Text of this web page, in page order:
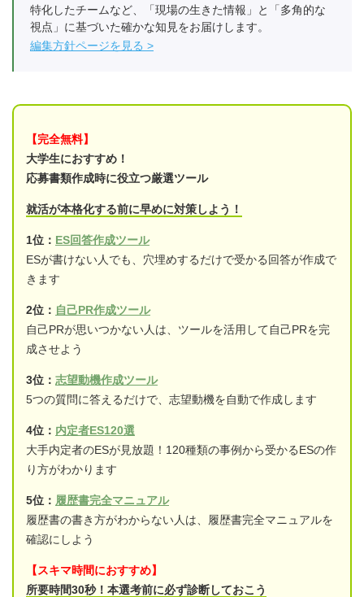
特化したチームなど、「現場の生きた情報」と「多角的な
視点」に基づいた確かな知見をお届けします。
編集方針ページを見る
【完全無料】
大学生におすすめ！
応募書類作成時に役立つ厳選ツール
就活が本格化する前に早めに対策しよう！
1位： ES回答作成ツール
ESが書けない人でも、穴埋めするだけで受かる回答が作成で
きます
2位： 自己PR作成ツール
自己PRが思いつかない人は、ツールを活用して自己PRを完
成させよう
3位： 志望動機作成ツール
5つの質問に答えるだけで、志望動機を自動で作成します
4位： 内定者ES120選
大手内定者のESが見放題！120種類の事例から受かるESの作
り方がわかります
5位： 履歴書完全マニュアル
履歴書の書き方がわからない人は、履歴書完全マニュアルを
確認にしよう
【スキマ時間におすすめ】
所要時間30秒！本選考前に必ず診断しておこう